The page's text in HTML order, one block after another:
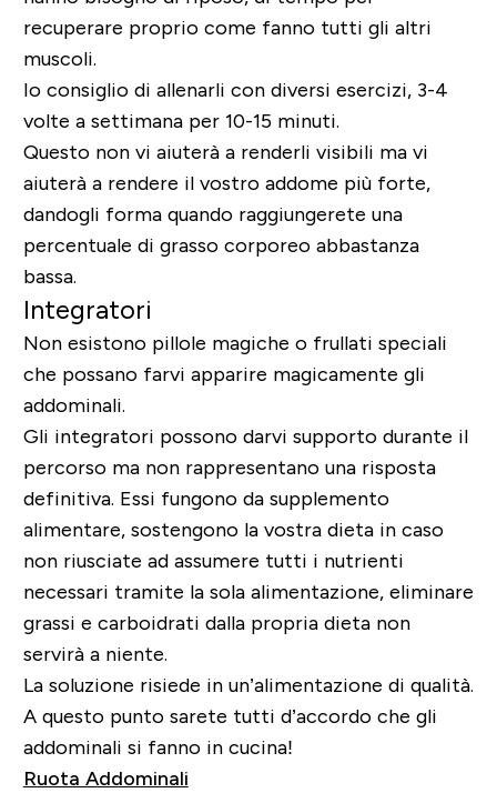
recuperare proprio come fanno tutti gli altri
muscoli.
Io consiglio di allenarli con diversi esercizi, 3-4
volte a settimana per 10-15 minuti.
Questo non vi aiuterà a renderli visibili ma vi
aiuterà a rendere il vostro addome più forte,
dandogli forma quando raggiungerete una
percentuale di grasso corporeo abbastanza
bassa.
Integratori
Non esistono pillole magiche o frullati speciali
che possano farvi apparire magicamente gli
addominali.
Gli integratori possono darvi supporto durante il
percorso ma non rappresentano una risposta
definitiva. Essi fungono da supplemento
alimentare, sostengono la vostra dieta in caso
non riusciate ad assumere tutti i nutrienti
necessari tramite la sola alimentazione, eliminare
grassi e carboidrati dalla propria dieta non
servirà a niente.
La soluzione risiede in un’alimentazione di qualità.
A questo punto sarete tutti d’accordo che gli
addominali si fanno in cucina!
Ruota Addominali